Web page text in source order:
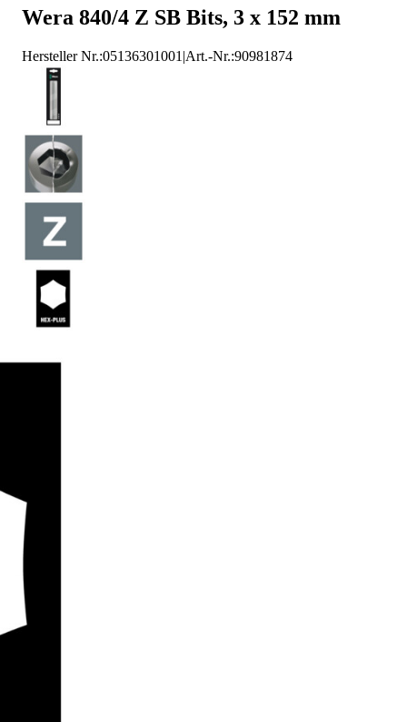
Wera Bit-Sets
Wera 840/4 Z SB Bits, 3 x 152 mm
Hersteller Nr.:05136301001 |Art.-Nr.:90981874